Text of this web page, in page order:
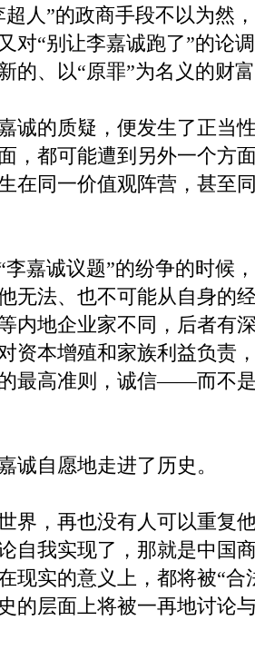
人”的政商手段不以为然
对“别让李嘉诚跑了”的论
的、以“原罪”为名义的财
的质疑，便发生了正当
，都可能遭到另外一个方
在同一价值观阵营，甚至
诚议题”的纷争的时候
无法、也不可能从自身的
内地企业家不同，后者有
资本增殖和家族利益负责
最高准则，诚信——而不
自愿地走进了历史。
，再也没有人可以重复
自我实现了，那就是中国
现实的意义上，都将被“合
的层面上将被一再地讨论